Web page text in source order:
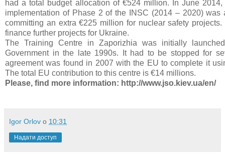
had a total budget allocation of €524 million. In June
implementation of Phase 2 of the INSC (2014 – 2020) was
committing an extra €225 million for nuclear safety
finance further projects for Ukraine.
The Training Centre in Zaporizhia was initially
Government in the late 1990s. It had to be stopped for
agreement was found in 2007 with the EU to complete it
The total EU contribution to this centre is €14 millions.
Please, find more information: http://www.jso.kiev.ua/en/
Igor Orlov о 10:31
Надати доступ